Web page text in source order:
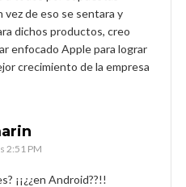
de eso se sentara y
dichos productos, creo
enfocado Apple para lograr
crecimiento de la empresa
2:51 PM
¡¡¿¿en Android??!!